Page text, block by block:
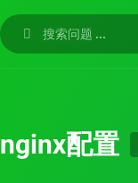
nginx配置